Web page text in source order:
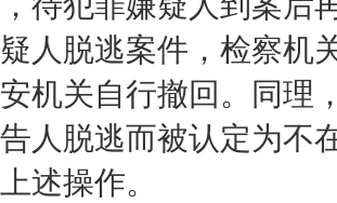
人脱逃案件，检察机
机关自行撤回。同理
人脱逃而被认定为不
述操作。